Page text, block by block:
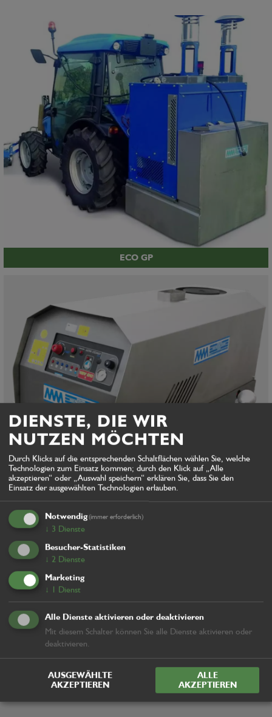
ECO GP
STEAM 100 - 12VPU
Scheuen Sie sich nicht uns zu kontaktieren, wir werden das
perfekte Produkt auf Ihre Bedürfnisse abgeschnitten finden.
Gerne können Sie auch unseren OnlineShop besuchen.
DIENSTE, DIE WIR
NUTZEN MÖCHTEN
Durch Klicks auf die entsprechenden Schaltflächen wählen Sie, welche
Technologien zum Einsatz kommen; durch den Klick auf „Alle
akzeptieren“ oder „Auswahl speichern“ erklären Sie, dass Sie den
Einsatz der ausgewählten Technologien erlauben.
Notwendig(immer erforderlich)
↓ 3 Dienste
Besucher-Statistiken
↓ 2 Dienste
Marketing
↓ 1 Dienst
Alle Dienste aktivieren oder deaktivieren
Mit diesem Schalter können Sie alle Dienste aktivieren oder
deaktivieren.
AUSGEWÄHLTE
AKZEPTIEREN
ALLE
AKZEPTIEREN